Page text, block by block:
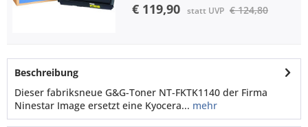
€ 119,90 statt UVP € 124,80
Beschreibung
Dieser fabriksneue G&G-Toner NT-FKTK1140 der Firma
Ninestar Image ersetzt eine Kyocera... mehr